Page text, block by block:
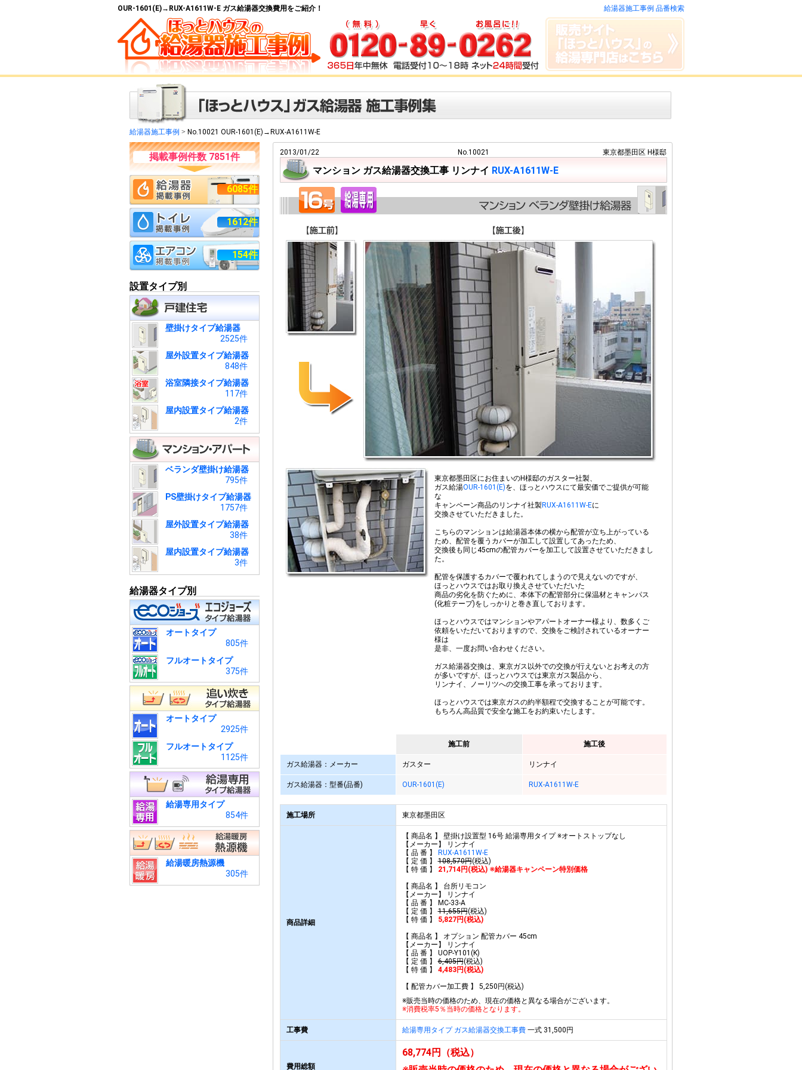
OUR-1601(E)→RUX-A1611W-E ガス給湯器交換費用をご紹介！ 給湯器施工事例 品番検索
給湯器施工事例 > No.10021 OUR-1601(E)→RUX-A1611W-E
掲載事例件数 7851件
6085件
1612件
154件
設置タイプ別
壁掛けタイプ給湯器
2525件
屋外設置タイプ給湯器
848件
浴室隣接タイプ給湯器
117件
屋内設置タイプ給湯器
2件
ベランダ壁掛け給湯器
795件
PS壁掛けタイプ給湯器
1757件
屋外設置タイプ給湯器
38件
屋内設置タイプ給湯器
3件
給湯器タイプ別
オートタイプ
805件
フルオートタイプ
375件
オートタイプ
2925件
フルオートタイプ
1125件
給湯専用タイプ
854件
給湯暖房熱源機
305件
2013/01/22 No.10021 東京都墨田区 H様邸
マンション ガス給湯器交換工事 リンナイ RUX-A1611W-E
東京都墨田区にお住まいのH様邸のガスター社製、
ガス給湯OUR-1601(E)を、ほっとハウスにて最安価でご提供が可能
な
キャンペーン商品のリンナイ社製RUX-A1611W-Eに
交換させていただきました。
こちらのマンションは給湯器本体の横から配管が立ち上がっている
ため、配管を覆うカバーが加工して設置してあったため、
交換後も同じ45cmの配管カバーを加工して設置させていただきまし
た。
配管を保護するカバーで覆われてしまうので見えないのですが、
ほっとハウスではお取り換えさせていただいた
商品の劣化を防ぐために、本体下の配管部分に保温材とキャンパス
(化粧テープ)をしっかりと巻き直しております。
ほっとハウスではマンションやアパートオーナー様より、数多くご
依頼をいただいておりますので、交換をご検討されているオーナー
様は
是非、一度お問い合わせください。
ガス給湯器交換は、東京ガス以外での交換が行えないとお考えの方
が多いですが、ほっとハウスでは東京ガス製品から、
リンナイ、ノーリツへの交換工事を承っております。
ほっとハウスでは東京ガスの約半額程で交換することが可能です。
もちろん高品質で安全な施工をお約束いたします。
施工前 施工後
ガス給湯器：メーカー ガスター リンナイ
ガス給湯器：型番(品番) OUR-1601(E) RUX-A1611W-E
施工場所 東京都墨田区
商品詳細
【 商品名 】 壁掛け設置型 16号 給湯専用タイプ ※オートストップなし
【メーカー】 リンナイ
【 品 番 】
RUX-A1611W-E
【 定 価 】108,570円(税込)
【 特 価 】
21,714円(税込) ※給湯器キャンペーン特別価格
【 商品名 】 台所リモコン
【メーカー】 リンナイ
【 品 番 】 MC-33-A
【 定 価 】11,655円(税込)
【 特 価 】
5,827円(税込)
【 商品名 】 オプション 配管カバー 45cm
【メーカー】 リンナイ
【 品 番 】 UOP-Y101(K)
【 定 価 】6,405円(税込)
【 特 価 】 4,483円(税込)
【 配管カバー加工費 】 5,250円(税込)
※販売当時の価格のため、現在の価格と異なる場合がございます。
※消費税率5％当時の価格となります。
工事費 給湯専用タイプ ガス給湯器交換工事費一式 31,500円
費用総額
68,774円（税込）